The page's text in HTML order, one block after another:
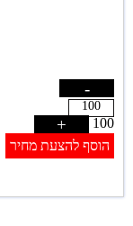
-
100
+
הוסף להצעת מחיר